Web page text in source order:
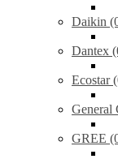
Daikin
Dantex
Ecostar
General
GREE